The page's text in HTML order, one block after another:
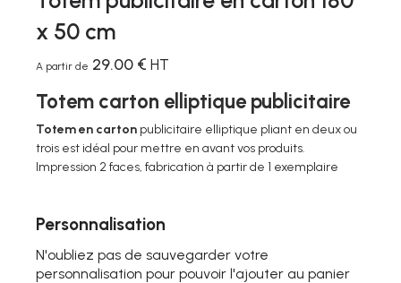
x 50 cm
A partir de 29.00 € HT
Totem carton elliptique publicitaire
Totem en carton publicitaire elliptique pliant en deux ou
trois est idéal pour mettre en avant vos produits.
Impression 2 faces, fabrication à partir de 1 exemplaire
Personnalisation
N'oubliez pas de sauvegarder votre
personnalisation pour pouvoir l'ajouter au panier